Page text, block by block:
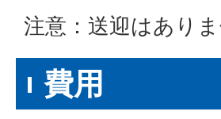
注意：送迎はあり
費用